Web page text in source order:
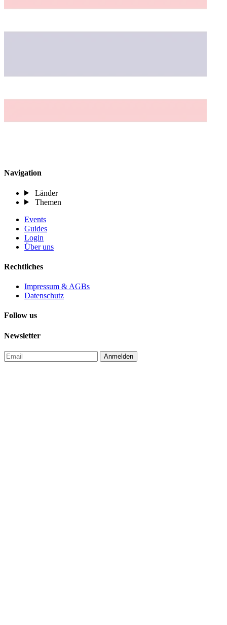
Navigation
Länder
Themen
Events
Guides
Login
Über uns
Rechtliches
Impressum & AGBs
Datenschutz
Follow us
Newsletter
Anmelden